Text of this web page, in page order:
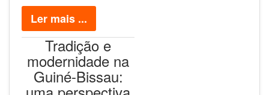
Ler mais ...
Tradição e
modernidade na
Guiné-Bissau: